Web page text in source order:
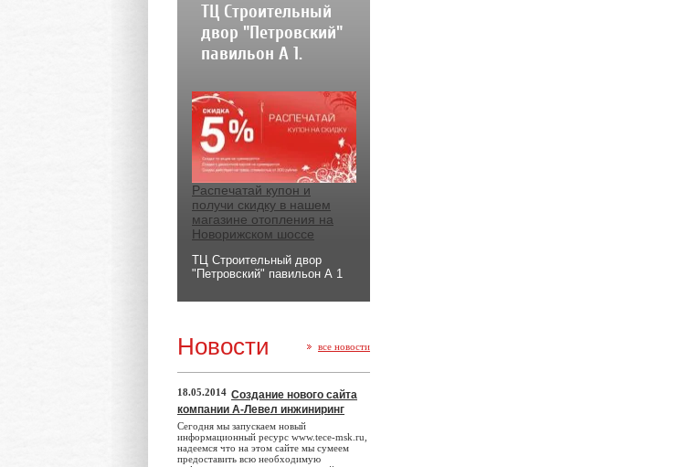
ТЦ Строительный
двор "Петровский"
павильон А 1.
Распечатай купон и
получи скидку в нашем
магазине отопления на
Новорижском шоссе
ТЦ Строительный двор
"Петровский" павильон А 1
Новости все новости
18.05.2014 Создание нового сайта
компании А-Левел инжиниринг
Сегодня мы запускаем новый
информационный ресурс www.tece-msk.ru,
надеемся что на этом сайте мы сумеем
предоставить всю необходимую